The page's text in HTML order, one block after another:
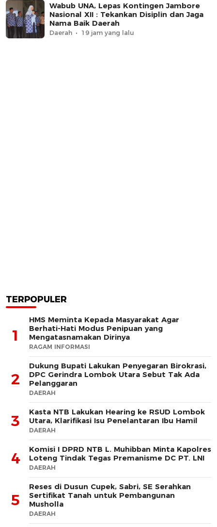
Wabub UNA, Lepas Kontingen Jambore
Nasional XII : Tekankan Disiplin dan Jaga
Nama Baik Daerah
Daerah 19 jam yang lalu
TERPOPULER
1
HMS Meminta Kepada Masyarakat Agar
Berhati-Hati Modus Penipuan yang
Mengatasnamakan Dirinya
RAGAM INFORMASI
2
Dukung Bupati Lakukan Penyegaran Birokrasi,
DPC Gerindra Lombok Utara Sebut Tak Ada
Pelanggaran
DAERAH
3
Kasta NTB Lakukan Hearing ke RSUD Lombok
Utara, Klarifikasi Isu Penelantaran Ibu Hamil
DAERAH
4
Komisi I DPRD NTB L. Muhibban Minta Kapolres
Loteng Tindak Tegas Premanisme DC PT. LNI
DAERAH
5
Reses di Dusun Cupek, Sabri, SE Serahkan
Sertifikat Tanah untuk Pembangunan
Musholla
DAERAH